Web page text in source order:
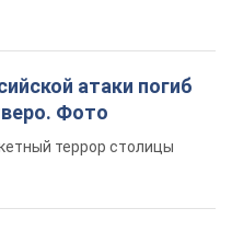
атаки погиб
Фото
террор столицы